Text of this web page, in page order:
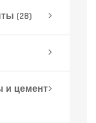
(28)
и цемент